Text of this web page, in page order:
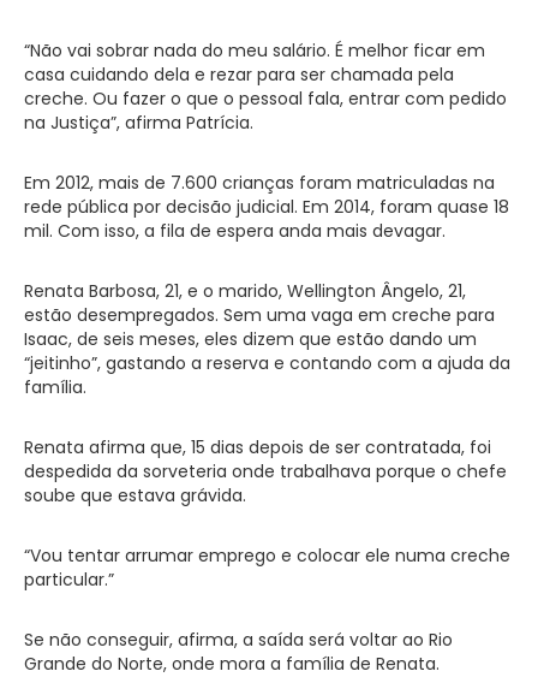
“Não vai sobrar nada do meu salário. É melhor ficar em
casa cuidando dela e rezar para ser chamada pela
creche. Ou fazer o que o pessoal fala, entrar com pedido
na Justiça”, afirma Patrícia.
Em 2012, mais de 7.600 crianças foram matriculadas na
rede pública por decisão judicial. Em 2014, foram quase 18
mil. Com isso, a fila de espera anda mais devagar.
Renata Barbosa, 21, e o marido, Wellington Ângelo, 21,
estão desempregados. Sem uma vaga em creche para
Isaac, de seis meses, eles dizem que estão dando um
“jeitinho”, gastando a reserva e contando com a ajuda da
família.
Renata afirma que, 15 dias depois de ser contratada, foi
despedida da sorveteria onde trabalhava porque o chefe
soube que estava grávida.
“Vou tentar arrumar emprego e colocar ele numa creche
particular.”
Se não conseguir, afirma, a saída será voltar ao Rio
Grande do Norte, onde mora a família de Renata.